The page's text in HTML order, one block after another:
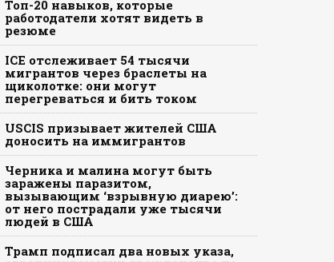
Топ-20 навыков, которые
работодатели хотят видеть в
резюме
ICE отслеживает 54 тысячи
мигрантов через браслеты на
щиколотке: они могут
перегреваться и бить током
USCIS призывает жителей США
доносить на иммигрантов
Черника и малина могут быть
заражены паразитом,
вызывающим ‘взрывную диарею’:
от него пострадали уже тысячи
людей в США
Трамп подписал два новых указа,